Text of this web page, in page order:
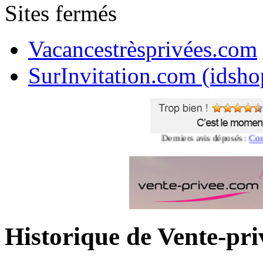
Sites fermés
Vacancestrèsprivées.com
SurInvitation.com
Derniers avis déposés :
Historique de Vente-